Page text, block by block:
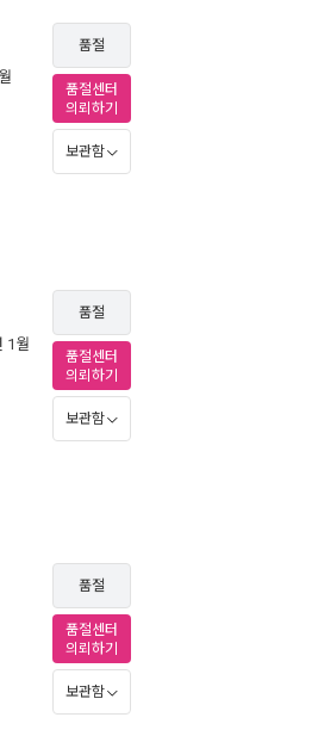
품절
품절센터
의뢰하기
보관함
1월
품절
품절센터
의뢰하기
보관함
품절
품절센터
의뢰하기
보관함